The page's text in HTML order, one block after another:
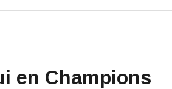
en Champions